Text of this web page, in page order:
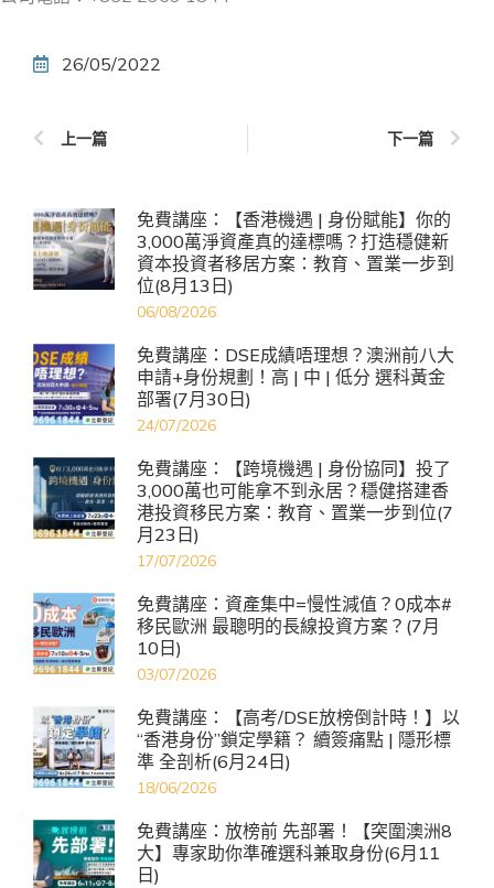
26/05/2022
上一篇 下一篇
免費講座：【香港機遇 | 身份賦能】你的
3,000萬淨資產真的達標嗎？打造穩健新
資本投資者移居方案：教育、置業一步到
位(8月13日)
06/08/2026
免費講座：DSE成績唔理想？澳洲前八大
申請+身份規劃！高 | 中 | 低分 選科黃金
部署(7月30日)
24/07/2026
免費講座：【跨境機遇 | 身份協同】投了
3,000萬也可能拿不到永居？穩健搭建香
港投資移民方案：教育、置業一步到位(7
月23日)
17/07/2026
免費講座：資產集中=慢性減值？0成本#
移民歐洲 最聰明的長線投資方案？(7月
10日)
03/07/2026
免費講座：【高考/DSE放榜倒計時！】以
“香港身份”鎖定學籍？ 續簽痛點 | 隱形標
準 全剖析(6月24日)
18/06/2026
免費講座：放榜前 先部署！【突圍澳洲8
大】專家助你準確選科兼取身份(6月11
日)